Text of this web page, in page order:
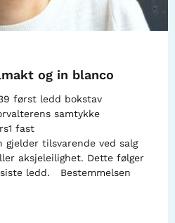
og in blanco
først ledd bokstav
samtykke
fast
gjelder tilsvarende ved salg
aksjeleilighet. Dette følger
siste ledd. Bestemmelsen